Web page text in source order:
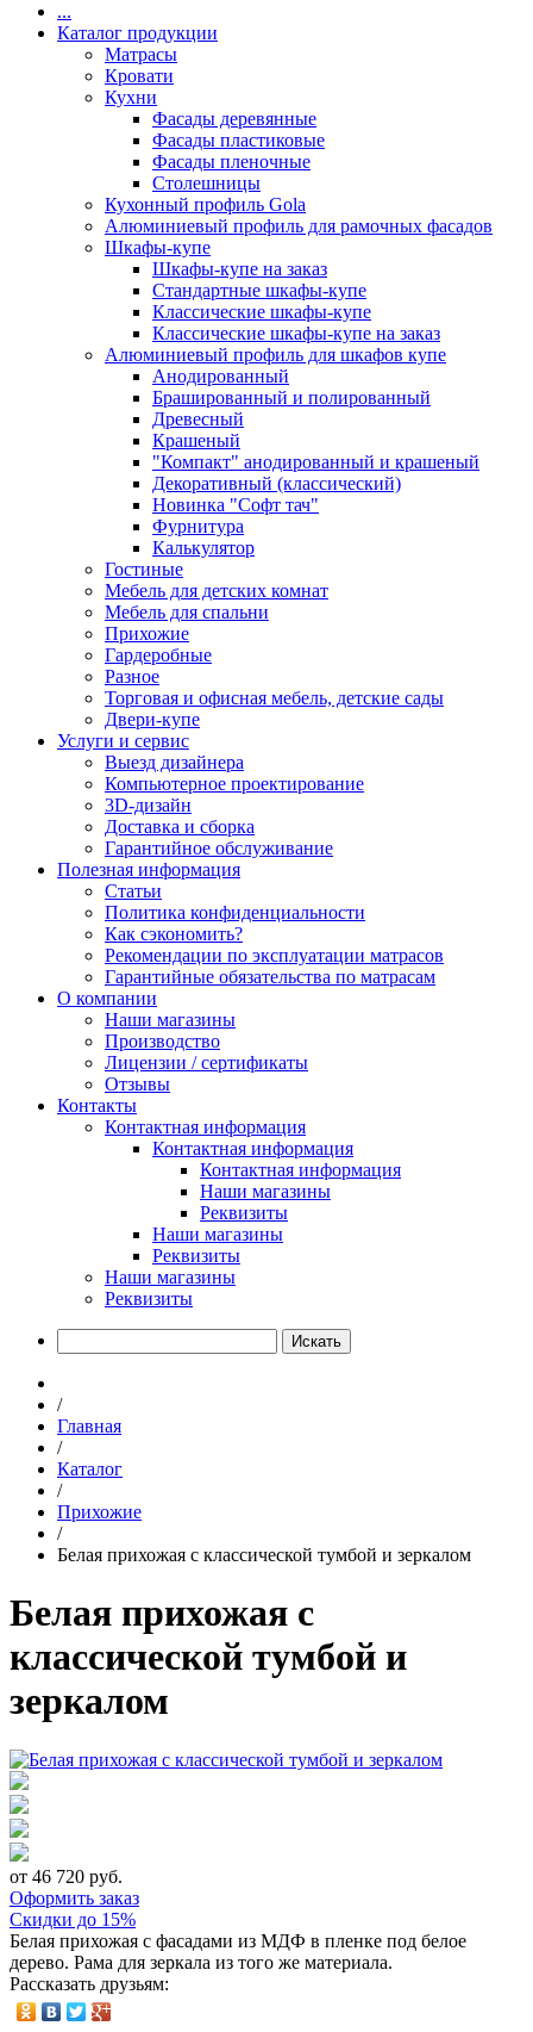
...
Каталог продукции
Матрасы
Кровати
Кухни
Фасады деревянные
Фасады пластиковые
Фасады пленочные
Столешницы
Кухонный профиль Gola
Алюминиевый профиль для рамочных фасадов
Шкафы-купе
Шкафы-купе на заказ
Стандартные шкафы-купе
Классические шкафы-купе
Классические шкафы-купе на заказ
Алюминиевый профиль для шкафов купе
Анодированный
Брашированный и полированный
Древесный
Крашеный
"Компакт" анодированный и крашеный
Декоративный (классический)
Новинка "Софт тач"
Фурнитура
Калькулятор
Гостиные
Мебель для детских комнат
Мебель для спальни
Прихожие
Гардеробные
Разное
Торговая и офисная мебель, детские сады
Двери-купе
Услуги и сервис
Выезд дизайнера
Компьютерное проектирование
3D-дизайн
Доставка и сборка
Гарантийное обслуживание
Полезная информация
Статьи
Политика конфиденциальности
Как сэкономить?
Рекомендации по эксплуатации матрасов
Гарантийные обязательства по матрасам
О компании
Наши магазины
Производство
Лицензии / сертификаты
Отзывы
Контакты
Контактная информация
Контактная информация
Контактная информация
Наши магазины
Реквизиты
Наши магазины
Реквизиты
Наши магазины
Реквизиты
Искать
/
Главная
/
Каталог
/
Прихожие
/
Белая прихожая с классической тумбой и зеркалом
Белая прихожая с
классической тумбой и
зеркалом
от 46 720 руб.
Оформить заказ
Скидки до 15%
Белая прихожая с фасадами из МДФ в пленке под белое
дерево. Рама для зеркала из того же материала.
Рассказать друзьям: